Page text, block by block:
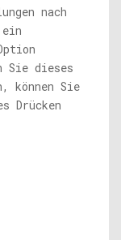
nach
Sie dieses
können Sie
Drücken